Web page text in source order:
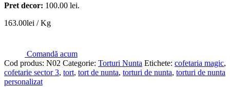
Pret decor: 100.00 lei.
163.00lei / Kg
Comandă acum
Cod produs: N02 Categorie: Torturi Nunta Etichete: cofetaria magic,
cofetarie sector 3, tort, tort de nunta, torturi de nunta, torturi de nunta
personalizat